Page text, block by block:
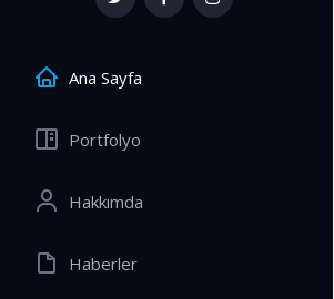
Ana Sayfa
Portfolyo
Hakkımda
Haberler